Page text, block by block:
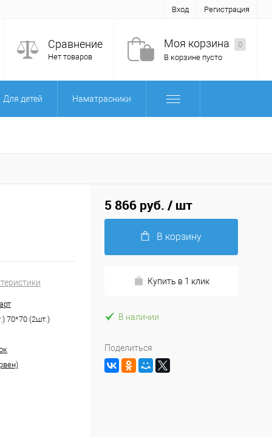
Вход Регистрация
Сравнение
Нет товаров
Моя корзина
0
В корзине пусто
Для детей Наматрасники
70*70 (2шт.)
5 866 руб. / шт
В корзину
Купить в 1 клик
В наличии
Поделиться